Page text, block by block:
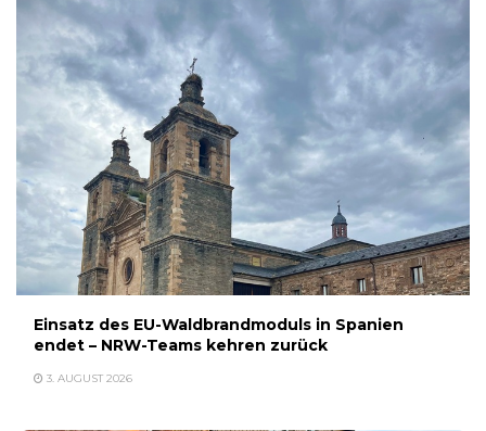
Einsatz des EU-Waldbrandmoduls in Spanien
endet – NRW-Teams kehren zurück
3. AUGUST 2026